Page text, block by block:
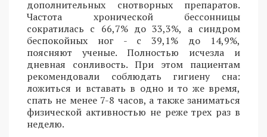
дополнительных снотворных препаратов.
Частота хронической бессонницы
сократилась с 66,7% до 33,3%, а синдром
беспокойных ног - с 39,1% до 14,9%,
поясняют ученые. Полностью исчезла и
дневная сонливость. При этом пациентам
рекомендовали соблюдать гигиену сна:
ложиться и вставать в одно и то же время,
спать не менее 7-8 часов, а также заниматься
физической активностью не реже трех раз в
неделю.